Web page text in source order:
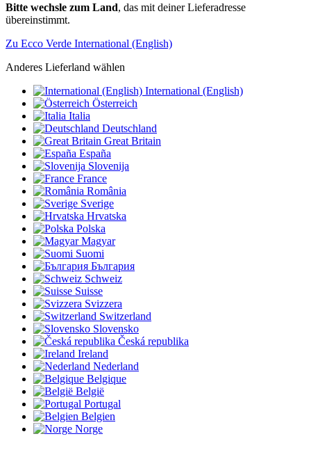
Bitte wechsle zum Land, das mit deiner Lieferadresse
übereinstimmt.
Zu Ecco Verde International (English)
Anderes Lieferland wählen
International (English)
Österreich
Italia
Deutschland
Great Britain
España
Slovenija
France
România
Sverige
Hrvatska
Polska
Magyar
Suomi
България
Schweiz
Suisse
Svizzera
Switzerland
Slovensko
Česká republika
Ireland
Nederland
Belgique
België
Portugal
Belgien
Norge